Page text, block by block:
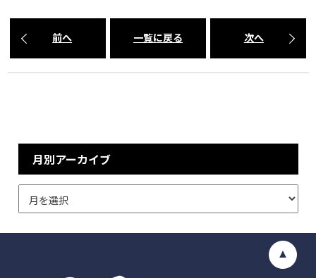
前へ 一覧に戻る 次へ
月別アーカイブ